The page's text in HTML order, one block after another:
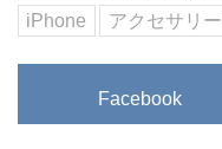
iPhone
アクセサリー
Facebook